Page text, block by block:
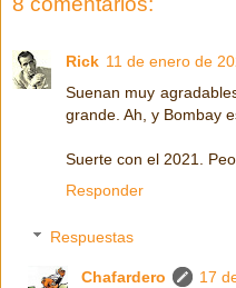
Rick 11 de enero de
Suenan muy
grande. Ah, y Bombay
Suerte con el 2021.
Responder
Respuestas
Chafardero
17